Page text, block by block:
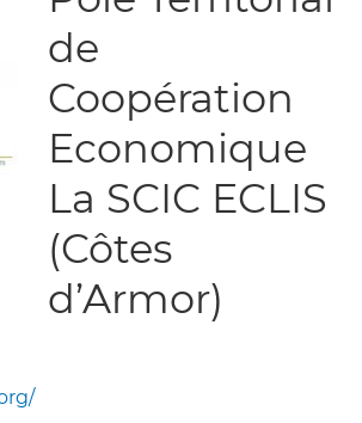
de
Coopération
Economique
La SCIC ECLIS
(Côtes
d’Armor)